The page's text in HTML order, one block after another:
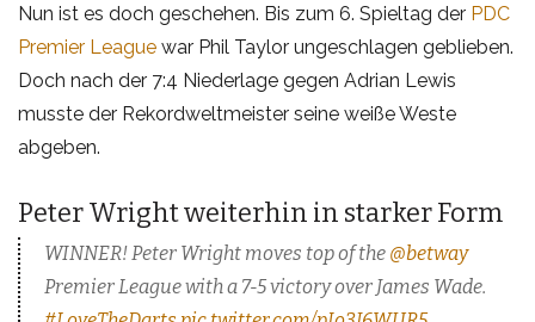
Nun ist es doch geschehen. Bis zum 6. Spieltag der PDC
Premier League war Phil Taylor ungeschlagen geblieben.
Doch nach der 7:4 Niederlage gegen Adrian Lewis
musste der Rekordweltmeister seine weiße Weste
abgeben.
Peter Wright weiterhin in starker Form
WINNER! Peter Wright moves top of the @betway
Premier League with a 7-5 victory over James Wade.